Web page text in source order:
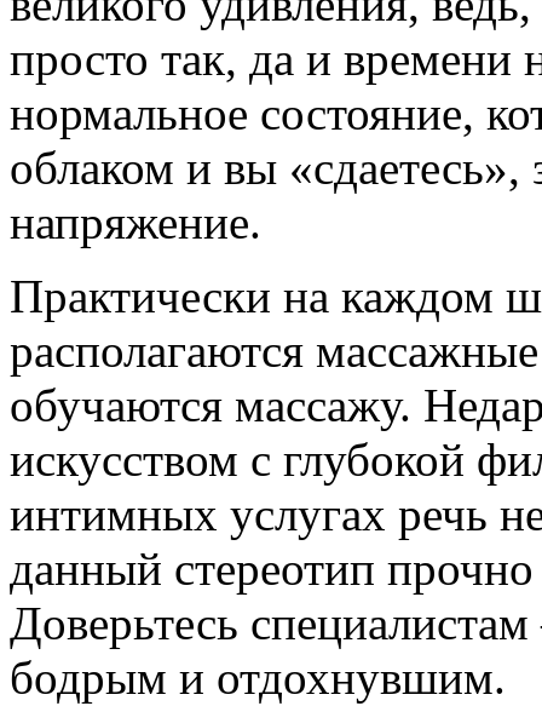
просто так, да и времени
нормальное состояние,
облаком и вы
напряжение.
Практически на каждом
располагаются
обучаются массажу.
искусством с глубокой
интимных услугах речь
данный стереотип
Доверьтесь
бодрым и отдохнувшим.